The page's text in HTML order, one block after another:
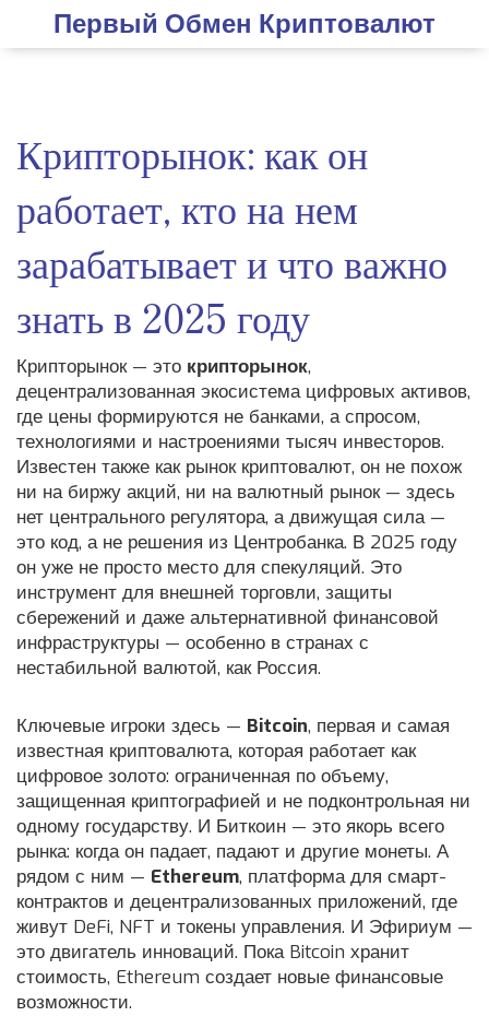
Первый Обмен Криптовалют
Крипторынок: как он
работает, кто на нем
зарабатывает и что важно
знать в 2025 году
Крипторынок — это крипторынок,
децентрализованная экосистема цифровых активов,
где цены формируются не банками, а спросом,
технологиями и настроениями тысяч инвесторов.
Известен также как рынок криптовалют, он не похож
ни на биржу акций, ни на валютный рынок — здесь
нет центрального регулятора, а движущая сила —
это код, а не решения из Центробанка. В 2025 году
он уже не просто место для спекуляций. Это
инструмент для внешней торговли, защиты
сбережений и даже альтернативной финансовой
инфраструктуры — особенно в странах с
нестабильной валютой, как Россия.
Ключевые игроки здесь — Bitcoin, первая и самая
известная криптовалюта, которая работает как
цифровое золото: ограниченная по объему,
защищенная криптографией и не подконтрольная ни
одному государству. И Биткоин — это якорь всего
рынка: когда он падает, падают и другие монеты. А
рядом с ним — Ethereum, платформа для смарт-
контрактов и децентрализованных приложений, где
живут DeFi, NFT и токены управления. И Эфириум —
это двигатель инноваций. Пока Bitcoin хранит
стоимость, Ethereum создает новые финансовые
возможности.